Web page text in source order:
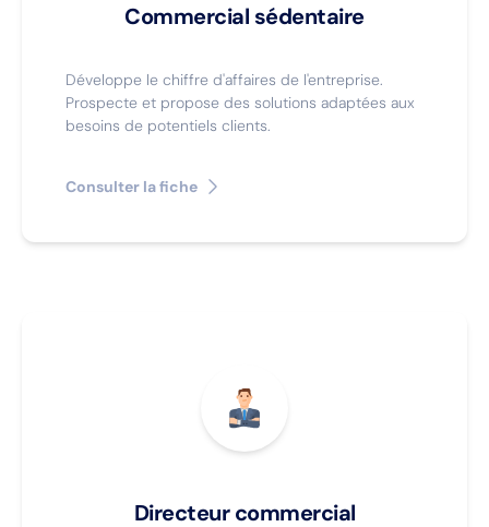
Commercial sédentaire
Développe le chiffre d'affaires de l'entreprise.
Prospecte et propose des solutions adaptées aux
besoins de potentiels clients.
Consulter la fiche
Directeur commercial